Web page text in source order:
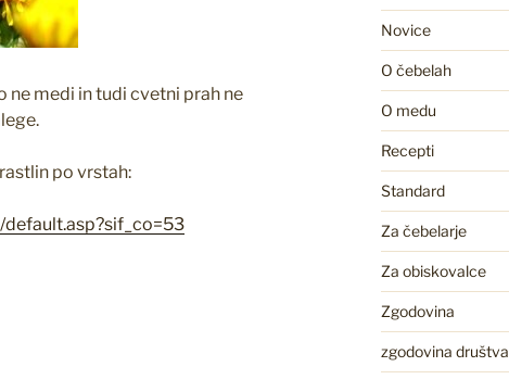
ne medi in tudi cvetni prah ne
po vrstah:
Novice
O čebelah
O medu
Recepti
Standard
Za čebelarje
Za obiskovalce
Zgodovina
zgodovina društva